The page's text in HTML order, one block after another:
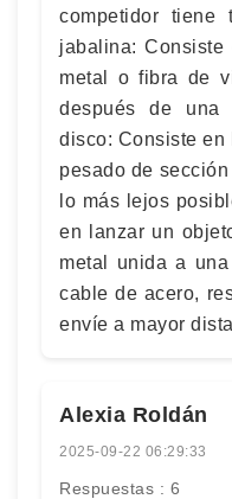
competidor tiene
jabalina:
metal o fibra de
después de una
disco: Consiste
pesado de
lo más lejos
en lanzar un
metal unida a
cable de acero,
envíe a mayor
Alexia Roldán
2025-09-22 06:29:33
Respuestas : 6